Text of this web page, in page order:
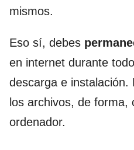
mismos.
Eso sí, debes
en internet durante
descarga e instalación.
los archivos, de forma,
ordenador.